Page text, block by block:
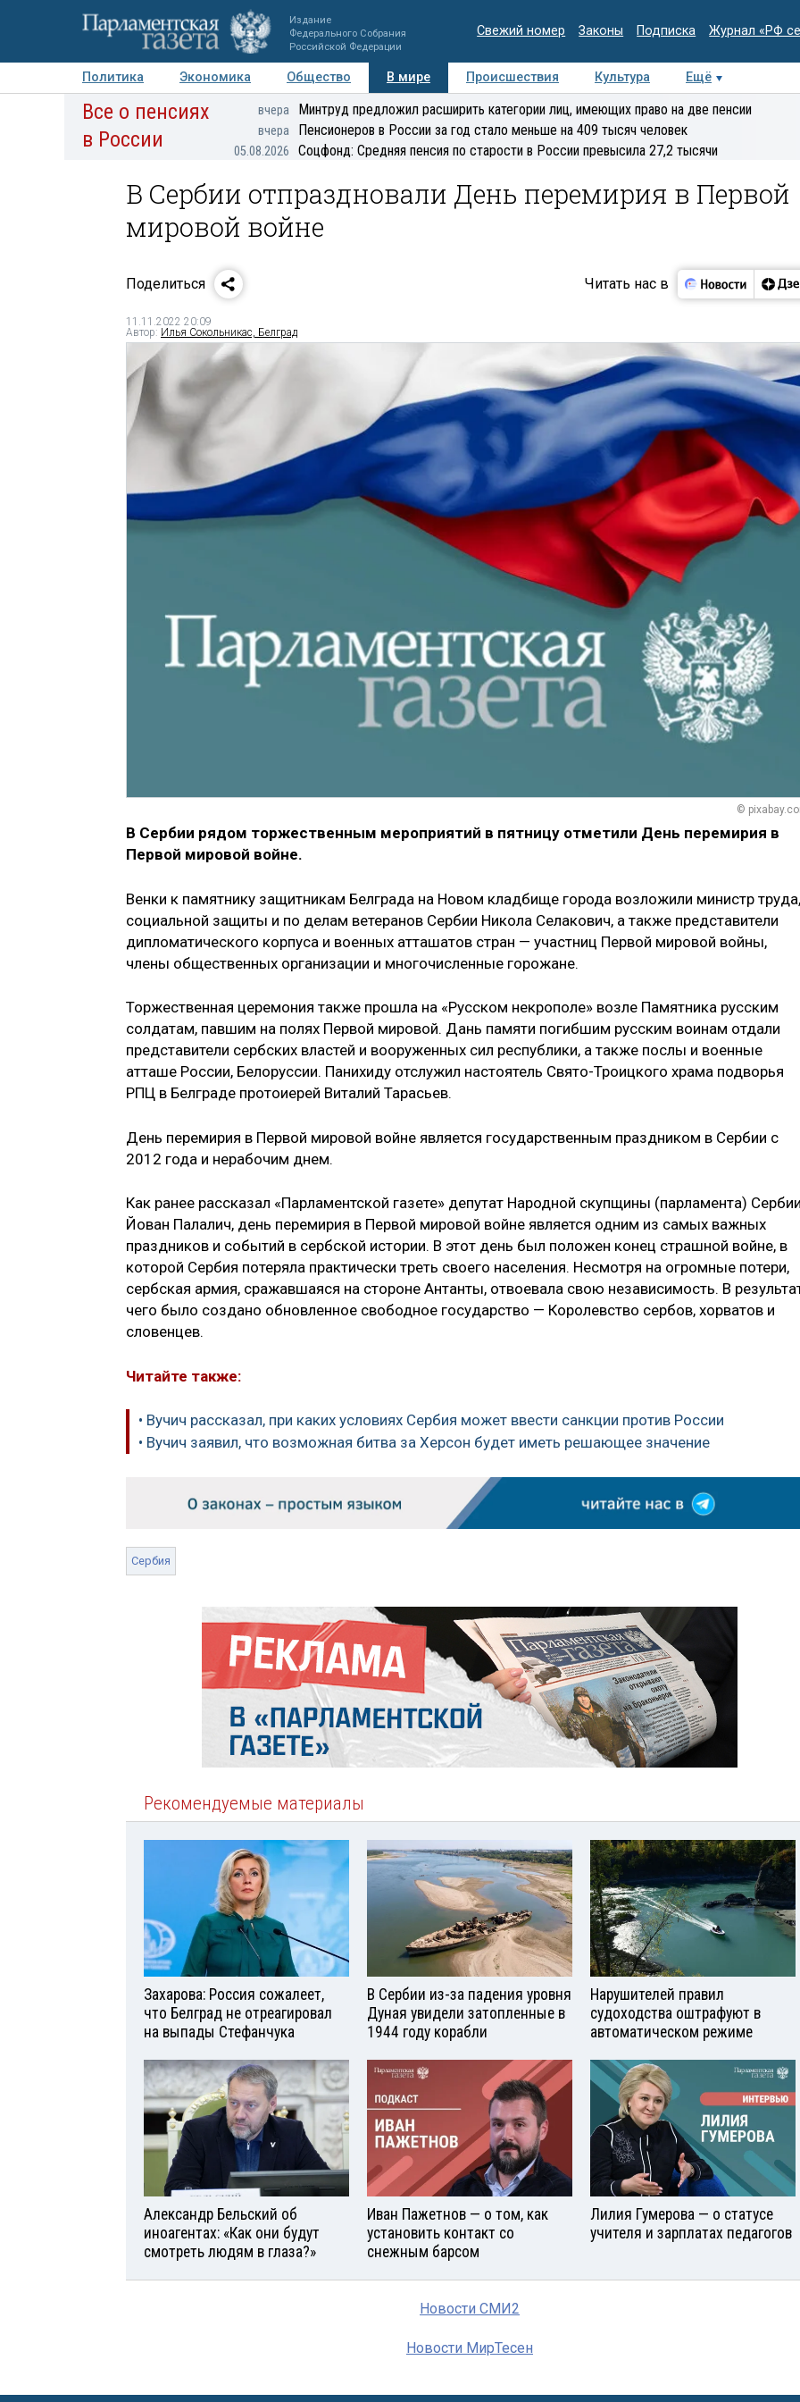
Издание
Федерального Собрания
Российской Федерации
Свежий номер Законы Подписка Журнал «РФ
Политика Экономика Общество В мире Происшествия Культура
Ещё
Авторы Персоны Мнения Регионы Медиацентр Интервью Колумнисты
Все о пенсиях
в России
вчера Минтруд предложил расширить категории лиц, имеющих право на две пенсии
вчера Пенсионеров в России за год стало меньше на 409 тысяч человек
05.08.2026 Соцфонд: Средняя пенсия по старости в России превысила 27,2 тысячи
В Сербии отпраздновали День перемирия в Первой
мировой войне
Поделиться Читать нас в
11.11.2022 20:09
Автор: Илья Сокольникас, Белград
©
В Сербии​ рядом торжественным мероприятий в пятницу отметили День перемирия в
Первой мировой войне.
Венки к памятнику защитникам Белграда на Новом кладбище города​ возложили министр труда,
социальной защиты и по делам ветеранов Сербии Никола Селакович, а также представители
дипломатического корпуса и военных атташатов стран — участниц Первой мировой войны,
члены общественных организации и многочисленные горожане.
Торжественная церемония также прошла на «Русском некрополе» возле​ Памятника русским
солдатам, павшим на полях Первой мировой. ​Дань памяти погибшим русским воинам отдали
представители сербских властей и вооруженных сил республики, а также послы и военные
атташе России, Белоруссии. Панихиду отслужил настоятель Свято-Троицкого храма подворья
РПЦ в Белграде протоиерей Виталий Тарасьев.
День перемирия в Первой мировой войне является государственным праздником в Сербии с
2012 года и нерабочим днем.​
Как ранее рассказал «Парламентской газете» депутат Народной скупщины (парламента)
Йован Палалич, день перемирия в Первой мировой войне является одним из самых важных
праздников и событий в сербской истории. В этот день был положен конец страшной войне, в
которой Сербия потеряла практически треть своего населения. Несмотря на​ огромные потери,
сербская армия, сражавшаяся на стороне Антанты, отвоевала свою независимость. В
чего было создано обновленное свободное государство ​— Королевство сербов, хорватов и
словенцев.
Читайте также:
• Вучич рассказал, при каких условиях Сербия может ввести санкции против России
• Вучич заявил, что возможная битва за Херсон будет иметь решающее значение
Сербия
Рекомендуемые материалы
Захарова: Россия сожалеет,
что Белград не отреагировал
на выпады Стефанчука
В Сербии из-за падения уровня
Дуная увидели затопленные в
1944 году корабли
Нарушителей правил
судоходства оштрафуют в
автоматическом режиме
Александр Бельский об
иноагентах: «Как они будут
смотреть людям в глаза?»
Иван Пажетнов — о том, как
установить контакт со
снежным барсом
Лилия Гумерова — о статусе
учителя и зарплатах педагогов
Новости СМИ2
Новости МирТесен